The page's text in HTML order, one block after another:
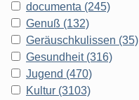
documenta (245)
Genuß (132)
Geräuschkulissen (35)
Gesundheit (316)
Jugend (470)
Kultur (3103)